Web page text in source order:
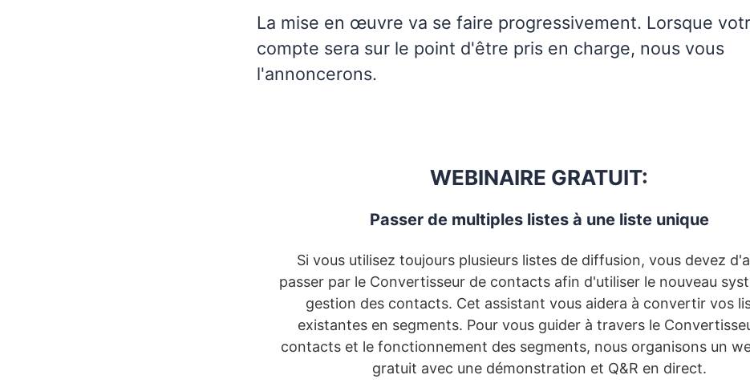
La mise en œuvre va se faire progressivement. Lorsque
compte sera sur le point d'être pris en charge, nous vous
l'annoncerons.
WEBINAIRE GRATUIT:
Passer de multiples listes à une liste unique
Si vous utilisez toujours plusieurs listes de diffusion, vous devez
passer par le Convertisseur de contacts afin d'utiliser le nouveau
gestion des contacts. Cet assistant vous aidera à convertir vos
existantes en segments. Pour vous guider à travers le
contacts et le fonctionnement des segments, nous organisons un
gratuit avec une démonstration et Q&R en direct.